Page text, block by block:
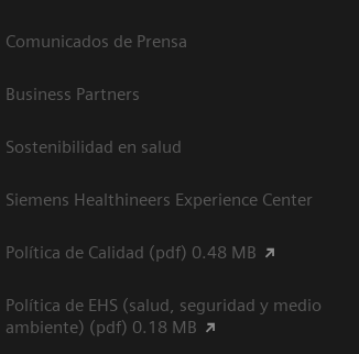
Comunicados de Prensa
Business Partners
Sostenibilidad en salud
Siemens Healthineers Experience Center
Política de Calidad (pdf) 0.48 MB
Política de EHS (salud, seguridad y medio
ambiente) (pdf) 0.18 MB